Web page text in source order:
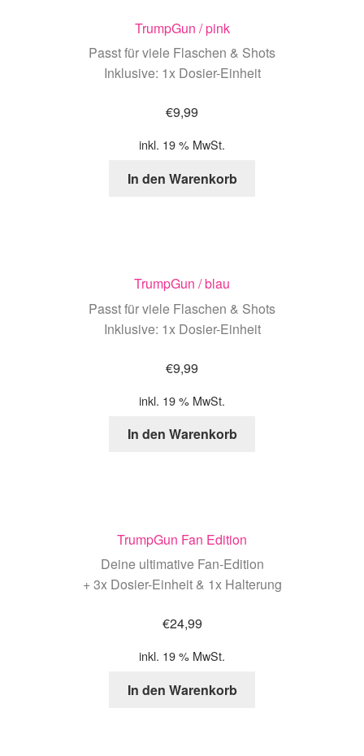
TrumpGun / pink
Passt für viele Flaschen & Shots
Inklusive: 1x Dosier-Einheit
€9,99
inkl. 19 % MwSt.
In den Warenkorb
TrumpGun / blau
Passt für viele Flaschen & Shots
Inklusive: 1x Dosier-Einheit
€9,99
inkl. 19 % MwSt.
In den Warenkorb
TrumpGun Fan Edition
Deine ultimative Fan-Edition
+ 3x Dosier-Einheit & 1x Halterung
€24,99
inkl. 19 % MwSt.
In den Warenkorb